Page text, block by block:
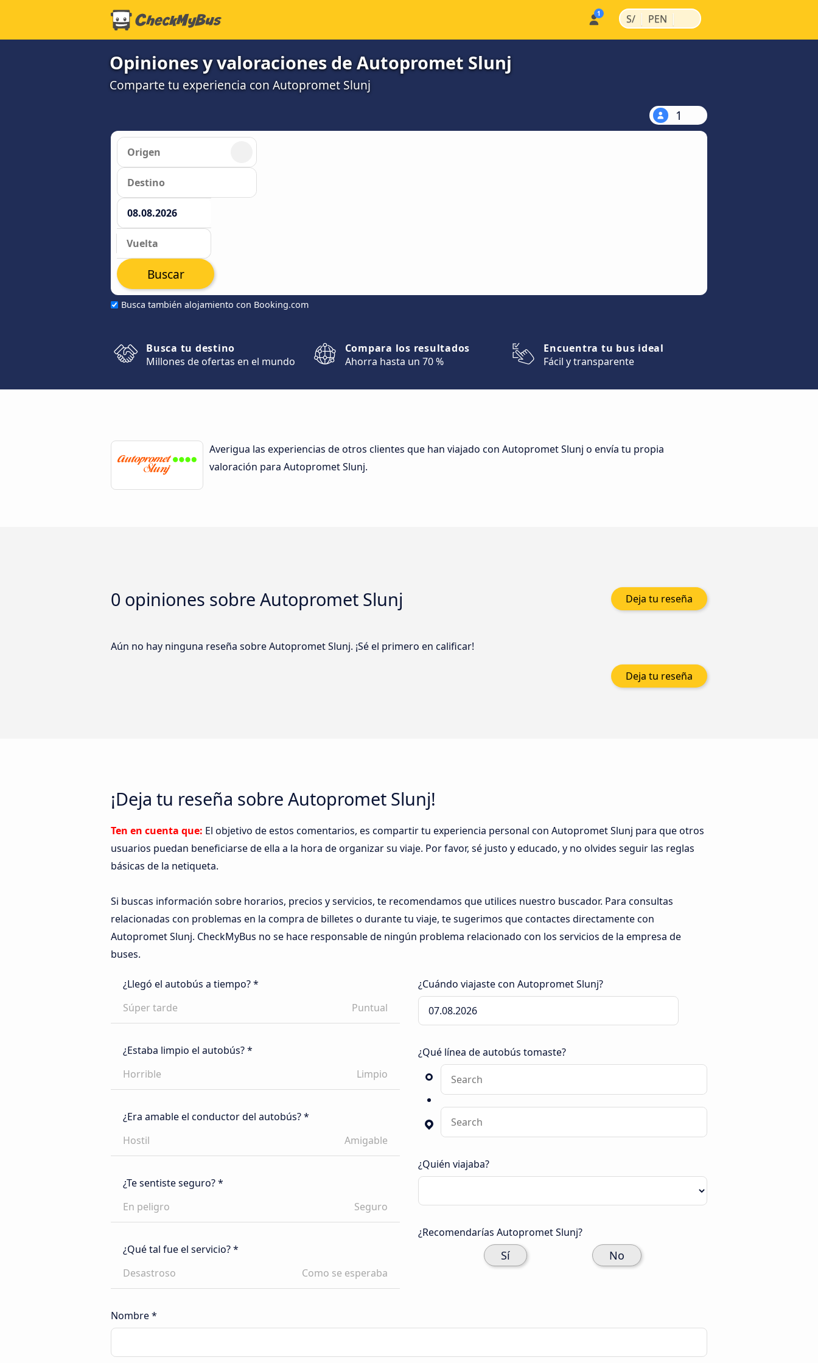
S/ | PEN |
Opiniones y valoraciones de Autopromet Slunj
Comparte tu experiencia con Autopromet Slunj
1
Busca también alojamiento con Booking.com
Buscar
Busca tu destino
Millones de ofertas en el mundo
Compara los resultados
Ahorra hasta un 70 %
Encuentra tu bus ideal
Fácil y transparente
Averigua las experiencias de otros clientes que han viajado con Autopromet Slunj o envía tu propia
valoración para Autopromet Slunj.
0 opiniones sobre Autopromet Slunj Deja tu reseña
Aún no hay ninguna reseña sobre Autopromet Slunj. ¡Sé el primero en calificar!
Deja tu reseña
¡Deja tu reseña sobre Autopromet Slunj!
Ten en cuenta que: El objetivo de estos comentarios, es compartir tu experiencia personal con Autopromet Slunj para que otros
usuarios puedan beneficiarse de ella a la hora de organizar su viaje. Por favor, sé justo y educado, y no olvides seguir las reglas
básicas de la netiqueta.
Si buscas información sobre horarios, precios y servicios, te recomendamos que utilices nuestro buscador. Para consultas
relacionadas con problemas en la compra de billetes o durante tu viaje, te sugerimos que contactes directamente con
Autopromet Slunj. CheckMyBus no se hace responsable de ningún problema relacionado con los servicios de la empresa de
buses.
¿Llegó el autobús a tiempo? *
Súper tarde
Puntual
¿Estaba limpio el autobús? *
Horrible
Limpio
¿Era amable el conductor del autobús? *
Hostil
Amigable
¿Te sentiste seguro? *
En peligro
Seguro
¿Qué tal fue el servicio? *
Desastroso
Como se esperaba
¿Cuándo viajaste con Autopromet Slunj?
¿Qué línea de autobús tomaste?
¿Quién viajaba?
¿Recomendarías Autopromet Slunj?
Sí No
Nombre *